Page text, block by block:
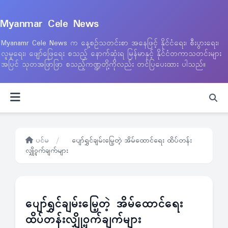
Myanmar Cele News
Myanamr Cele News က နေ့စဉ်သတင်းစာ အနေဖြင့် နိုင်ငံရေး၊ စီးပွားရေး၊
လူမှုရေး၊ ဖျော်ဖြေရေး စသည့် နောက်ဆုံးရ မြန်မာနှင့် နိုင်ငံတကာသတင်းများ
အပြင် သုတအဖြာဖြာ စသည့်ကဏ္ဍတို့ကိုလည်း တင်ပြပေးထား ပါသည်။
ပင်မ /
ပျော်ရွှင်ချမ်းမြေ့တဲ့ အိမ်ထောင်ရေး ထိပ်တန်း
လျှို့ဝှက်ချက်များ
ပျော်ရွှင်ချမ်းမြေ့တဲ့ အိမ်ထောင်ရေး
ထိပ်တန်းလျှို့ဝှက်ချက်များ